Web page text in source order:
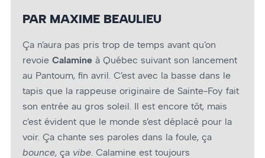
PAR MAXIME BEAULIEU
Ça n’aura pas pris trop de temps avant qu’on
revoie Calamine à Québec suivant son lancement
au Pantoum, fin avril. C’est avec la basse dans le
tapis que la rappeuse originaire de Sainte-Foy fait
son entrée au gros soleil. Il est encore tôt, mais
c’est évident que le monde s’est déplacé pour la
voir. Ça chante ses paroles dans la foule, ça
bounce, ça vibe. Calamine est toujours